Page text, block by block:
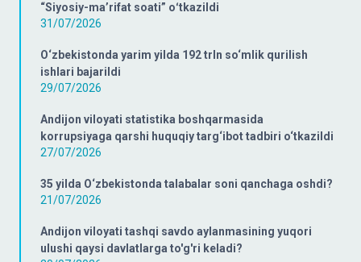
“Siyosiy-ma’rifat soati” oʻtkazildi
31/07/2026
O‘zbekistonda yarim yilda 192 trln so‘mlik qurilish
ishlari bajarildi
29/07/2026
Andijon viloyati statistika boshqarmasida
korrupsiyaga qarshi huquqiy targ‘ibot tadbiri o‘tkazildi
27/07/2026
35 yilda O‘zbekistonda talabalar soni qanchaga oshdi?
21/07/2026
Andijon viloyati tashqi savdo aylanmasining yuqori
ulushi qaysi davlatlarga to'g'ri keladi?